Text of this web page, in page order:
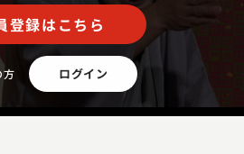
登録はこちら
方 ログイン